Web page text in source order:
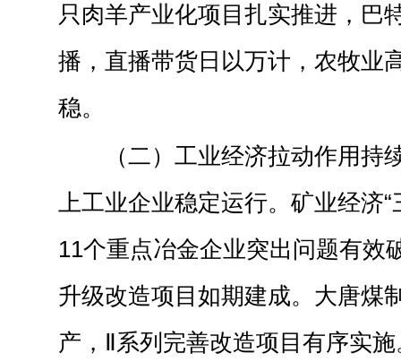
只肉羊产业化项目扎实推进，巴
播，直播带货日以万计，农牧业
稳。
（二）工业经济拉动作用持
上工业企业稳定运行。矿业经济“
11个重点冶金企业突出问题有效
升级改造项目如期建成。大唐煤
产，Ⅱ系列完善改造项目有序实